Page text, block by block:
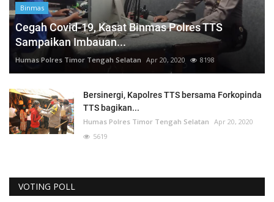
Binmas
Cegah Covid-19, Kasat Binmas Polres TTS
Sampaikan Imbauan...
Humas Polres Timor Tengah Selatan Apr 20, 2020 8198
Bersinergi, Kapolres TTS bersama Forkopinda
TTS bagikan...
Humas Polres Timor Tengah Selatan Apr 20, 2020
5619
VOTING POLL